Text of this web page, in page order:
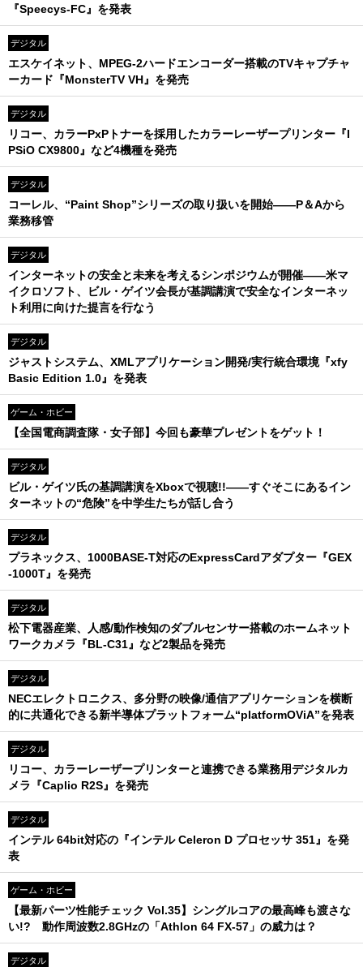
『Speecys-FC』を発表
デジタル
エスケイネット、MPEG-2ハードエンコーダー搭載のTVキャプチャ
ーカード『MonsterTV VH』を発売
デジタル
リコー、カラーPxPトナーを採用したカラーレーザープリンター『I
PSiO CX9800』など4機種を発売
デジタル
コーレル、“Paint Shop”シリーズの取り扱いを開始――P＆Aから
業務移管
デジタル
インターネットの安全と未来を考えるシンポジウムが開催――米マ
イクロソフト、ビル・ゲイツ会長が基調講演で安全なインターネッ
ト利用に向けた提言を行なう
デジタル
ジャストシステム、XMLアプリケーション開発/実行統合環境『xfy
Basic Edition 1.0』を発表
ゲーム・ホビー
【全国電商調査隊・女子部】今回も豪華プレゼントをゲット！
デジタル
ビル・ゲイツ氏の基調講演をXboxで視聴!!――すぐそこにあるイン
ターネットの“危険”を中学生たちが話し合う
デジタル
プラネックス、1000BASE-T対応のExpressCardアダプター『GEX
-1000T』を発売
デジタル
松下電器産業、人感/動作検知のダブルセンサー搭載のホームネット
ワークカメラ『BL-C31』など2製品を発売
デジタル
NECエレクトロニクス、多分野の映像/通信アプリケーションを横断
的に共通化できる新半導体プラットフォーム“platformOViA”を発表
デジタル
リコー、カラーレーザープリンターと連携できる業務用デジタルカ
メラ『Caplio R2S』を発売
デジタル
インテル 64bit対応の『インテル Celeron D プロセッサ 351』を発
表
ゲーム・ホビー
【最新パーツ性能チェック Vol.35】シングルコアの最高峰も渡さな
い!? 動作周波数2.8GHzの「Athlon 64 FX-57」の威力は？
デジタル